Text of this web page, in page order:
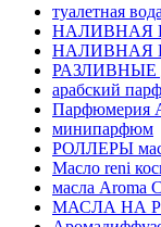
туалетная
НАЛИВНАЯ
НАЛИВНАЯ
РАЗЛИВНЫЕ
арабский
Парфюмерия
минипарфюм
РОЛЛЕРЫ
Масло reni
масла Aroma
МАСЛА НА